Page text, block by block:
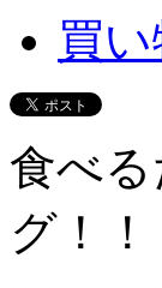
買
食べ
グ！！